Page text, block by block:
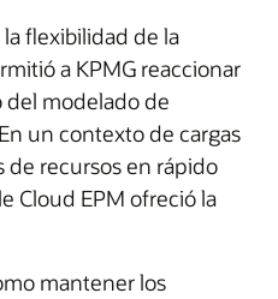
flexibilidad de la
a KPMG reaccionar
modelado de
un contexto de cargas
de recursos en rápido
Cloud EPM ofreció la
mantener los